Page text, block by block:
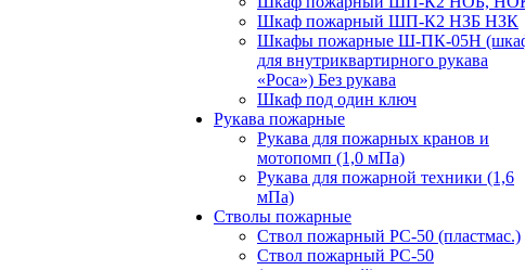
Шкаф пожарный ШП-К2 НЗБ НЗК
Шкафы пожарные Ш-ПК-05Н
для внутриквартирного рукава
«Роса») Без рукава
Шкаф под один ключ
Рукава пожарные
Рукава для пожарных кранов и
мотопомп (1,0 мПа)
Рукава для пожарной техники (1,6
мПа)
Стволы пожарные
Ствол пожарный РС-50 (пластмас.)
Ствол пожарный РС-50